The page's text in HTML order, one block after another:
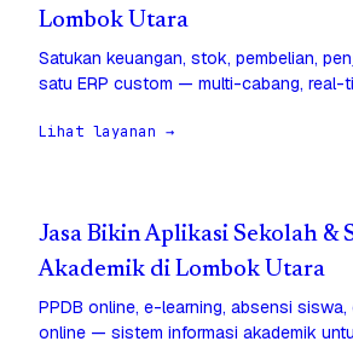
Lombok Utara
Satukan keuangan, stok, pembelian,
satu ERP custom — multi-cabang, real-
Lihat layanan →
Jasa Bikin Aplikasi Sekolah &
Akademik di Lombok Utara
PPDB online, e-learning, absensi siswa,
online — sistem informasi akademik